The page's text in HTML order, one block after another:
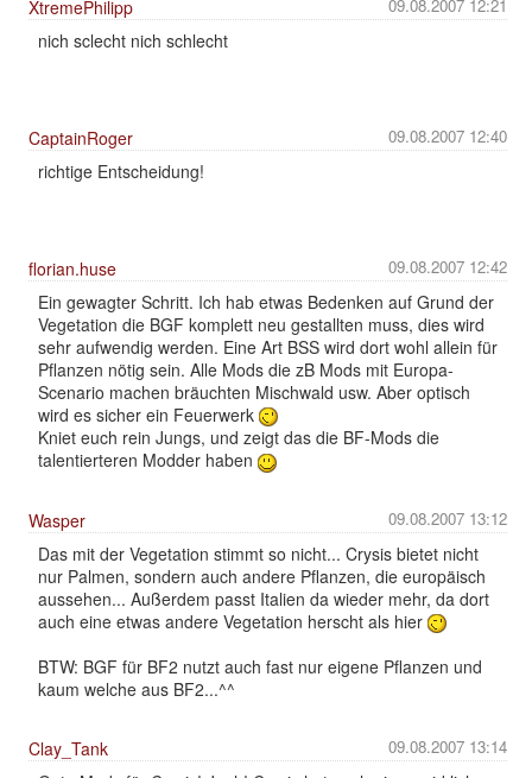
09.08.2007 12:21
XtremePhilipp
nich sclecht nich schlecht
09.08.2007 12:40
CaptainRoger
richtige Entscheidung!
09.08.2007 12:42
florian.huse
Ein gewagter Schritt. Ich hab etwas Bedenken auf Grund der
Vegetation die BGF komplett neu gestallten muss, dies wird
sehr aufwendig werden. Eine Art BSS wird dort wohl allein für
Pflanzen nötig sein. Alle Mods die zB Mods mit Europa-
Scenario machen bräuchten Mischwald usw. Aber optisch
wird es sicher ein Feuerwerk
Kniet euch rein Jungs, und zeigt das die BF-Mods die
talentierteren Modder haben
09.08.2007 13:12
Wasper
Das mit der Vegetation stimmt so nicht... Crysis bietet nicht
nur Palmen, sondern auch andere Pflanzen, die europäisch
aussehen... Außerdem passt Italien da wieder mehr, da dort
auch eine etwas andere Vegetation herscht als hier
BTW: BGF für BF2 nutzt auch fast nur eigene Pflanzen und
kaum welche aus BF2...^^
09.08.2007 13:14
Clay_Tank